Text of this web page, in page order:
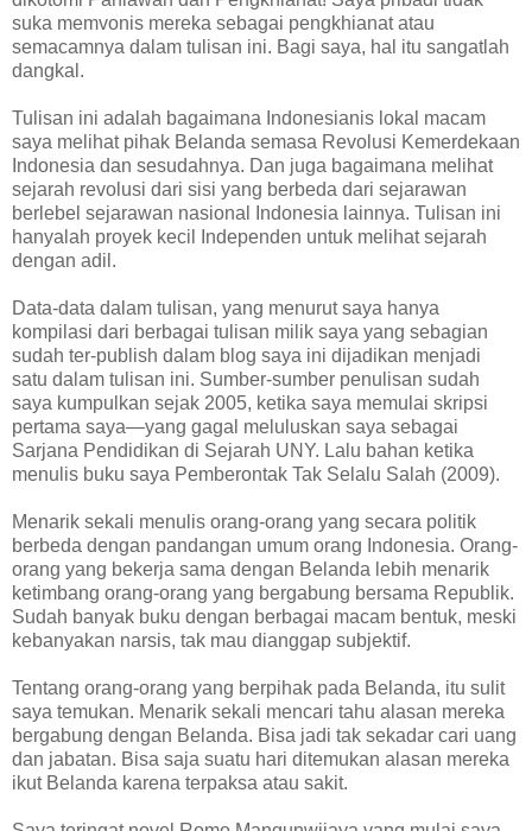
suka memvonis mereka sebagai pengkhianat atau
semacamnya dalam tulisan ini. Bagi saya, hal itu sangatlah
dangkal.
Tulisan ini adalah bagaimana Indonesianis lokal macam
saya melihat pihak Belanda semasa Revolusi Kemerdekaan
Indonesia dan sesudahnya. Dan juga bagaimana melihat
sejarah revolusi dari sisi yang berbeda dari sejarawan
berlebel sejarawan nasional Indonesia lainnya. Tulisan ini
hanyalah proyek kecil Independen untuk melihat sejarah
dengan adil.
Data-data dalam tulisan, yang menurut saya hanya
kompilasi dari berbagai tulisan milik saya yang sebagian
sudah ter-publish dalam blog saya ini dijadikan menjadi
satu dalam tulisan ini. Sumber-sumber penulisan sudah
saya kumpulkan sejak 2005, ketika saya memulai skripsi
pertama saya—yang gagal meluluskan saya sebagai
Sarjana Pendidikan di Sejarah UNY. Lalu bahan ketika
menulis buku saya Pemberontak Tak Selalu Salah (2009).
Menarik sekali menulis orang-orang yang secara politik
berbeda dengan pandangan umum orang Indonesia. Orang-
orang yang bekerja sama dengan Belanda lebih menarik
ketimbang orang-orang yang bergabung bersama Republik.
Sudah banyak buku dengan berbagai macam bentuk, meski
kebanyakan narsis, tak mau dianggap subjektif.
Tentang orang-orang yang berpihak pada Belanda, itu sulit
saya temukan. Menarik sekali mencari tahu alasan mereka
bergabung dengan Belanda. Bisa jadi tak sekadar cari uang
dan jabatan. Bisa saja suatu hari ditemukan alasan mereka
ikut Belanda karena terpaksa atau sakit.